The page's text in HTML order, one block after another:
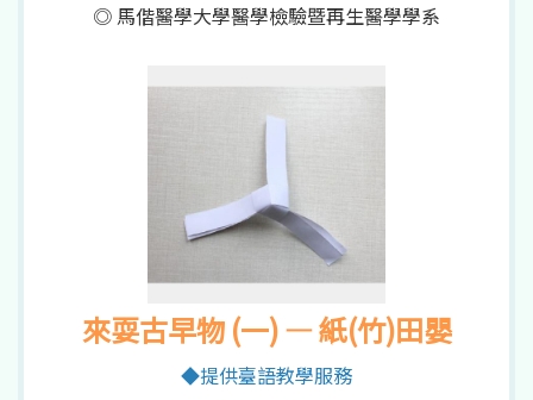
◎ 馬偕醫學大學醫學檢驗暨再生醫學學系
來耍古早物 (一) — 紙(竹)田嬰
◆提供臺語教學服務